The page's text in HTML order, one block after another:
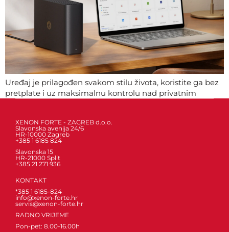
Uređaj je prilagođen svakom stilu života, koristite ga bez
pretplate i uz maksimalnu kontrolu nad privatnim
XENON FORTE - ZAGREB d.o.o.
Slavonska avenija 24/6
HR-10000 Zagreb
+385 1 6185 824
Slavonska 15
HR-21000 Split
+385 21 271 936
KONTAKT
*385 1 6185-824
info@xenon-forte.hr
servis@xenon-forte.hr
RADNO VRIJEME
Pon-pet: 8.00-16.00h